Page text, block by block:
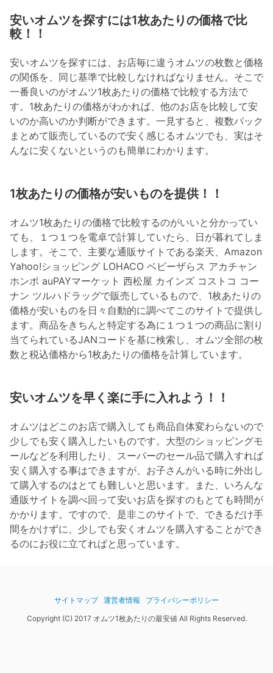
安いオムツを探すには1枚あたりの価格で比
較！！
安いオムツを探すには、お店毎に違うオムツの枚数と価格
の関係を、同じ基準で比較しなければなりません。そこで
一番良いのがオムツ1枚あたりの価格で比較する方法で
す。1枚あたりの価格がわかれば、他のお店を比較して安
いのか高いのか判断ができます。一見すると、複数パック
まとめて販売しているので安く感じるオムツでも、実はそ
んなに安くないというのも簡単にわかります。
1枚あたりの価格が安いものを提供！！
オムツ1枚あたりの価格で比較するのがいいと分かってい
ても、１つ１つを電卓で計算していたら、日が暮れてしま
します。そこで、主要な通販サイトである楽天、Amazon
Yahoo!ショッピング LOHACO ベビーザらス アカチャン
ホンポ auPAYマーケット 西松屋 カインズ コストコ コー
ナン ツルハドラッグで販売しているもので、1枚あたりの
価格が安いものを日々自動的に調べてこのサイトで提供し
ます。商品をきちんと特定する為に１つ１つの商品に割り
当てられているJANコードを基に検索し、オムツ全部の枚
数と税込価格から1枚あたりの価格を計算しています。
安いオムツを早く楽に手に入れよう！！
オムツはどこのお店で購入しても商品自体変わらないので
少しでも安く購入したいものです。大型のショッピングモ
ールなどを利用したり、スーパーのセール品で購入すれば
安く購入する事はできますが、お子さんがいる時に外出し
て購入するのはとても難しいと思います。また、いろんな
通販サイトを調べ回って安いお店を探すのもとても時間が
かかります。ですので、是非このサイトで、できるだけ手
間をかけずに、少しでも安くオムツを購入することができ
るのにお役に立てればと思っています。
サイトマップ 運営者情報
プライバシーポリシー
Copyright (C) 2017 オムツ1枚あたりの最安値 All Rights Reserved.